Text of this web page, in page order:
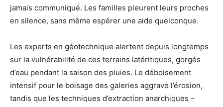
jamais communiqué. Les familles pleurent leurs proches
en silence, sans même espérer une aide quelconque.
Les experts en géotechnique alertent depuis longtemps
sur la vulnérabilité de ces terrains latéritiques, gorgés
d’eau pendant la saison des pluies. Le déboisement
intensif pour le boisage des galeries aggrave l’érosion,
tandis que les techniques d’extraction anarchiques –